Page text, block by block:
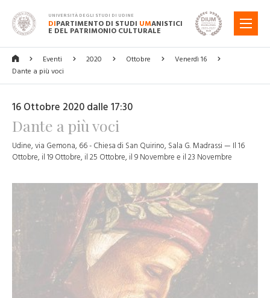
UNIVERSITÀ DEGLI STUDI DI UDINE
DIPARTIMENTO DI STUDI UMANISTICI
E DEL PATRIMONIO CULTURALE
MENU
Eventi 2020 Ottobre
Venerdì 16
Dante a più voci
16 Ottobre 2020 dalle 17:30
Dante a più voci
Udine, via Gemona, 66 - Chiesa di San Quirino, Sala G. Madrassi — Il 16
Ottobre, il 19 Ottobre, il 25 Ottobre, il 9 Novembre e il 23 Novembre